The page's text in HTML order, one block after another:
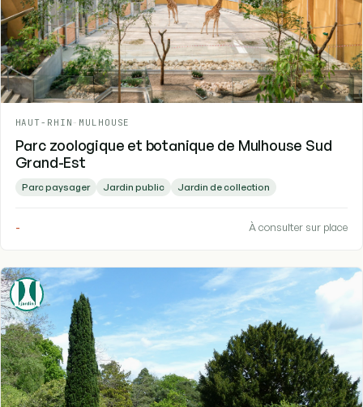
HAUT-RHIN - MULHOUSE
Parc zoologique et botanique de Mulhouse Sud
Grand-Est
Parc paysager Jardin public Jardin de collection
- À consulter sur place